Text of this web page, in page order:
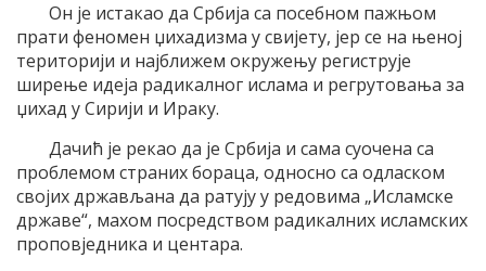
Он је истакао да Србија са посебном пажњом
прати феномен џихадизма у свијету, јер се на њеној
територији и најближем окружењу региструје
ширење идеја радикалног ислама и регрутовања за
џихад у Сирији и Ираку.
Дачић је рекао да је Србија и сама суочена са
проблемом страних бораца, односно са одласком
својих држављана да ратују у редовима „Исламске
државе“, махом посредством радикалних исламских
проповједника и центара.